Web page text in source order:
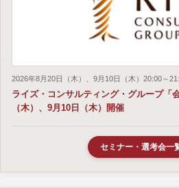
2026年8月20日（木）、9月10日（木）20:00～
ライズ・コンサルティング・グループ「
（木）、9月10日（木）開催
セミナー・選考会一